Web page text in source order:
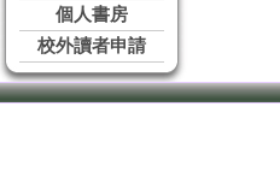
個人書房
校外讀者申請